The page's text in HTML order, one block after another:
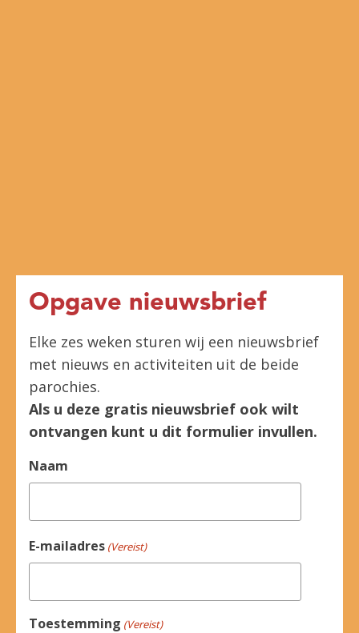
Opgave nieuwsbrief
Elke zes weken sturen wij een nieuwsbrief
met nieuws en activiteiten uit de beide
parochies.
Als u deze gratis nieuwsbrief ook wilt
ontvangen kunt u dit formulier invullen.
Naam
E-mailadres (Vereist)
Toestemming (Vereist)